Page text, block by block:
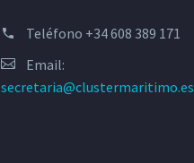
Teléfono +34 608 389 171
Email:
secretaria@clustermaritimo.es